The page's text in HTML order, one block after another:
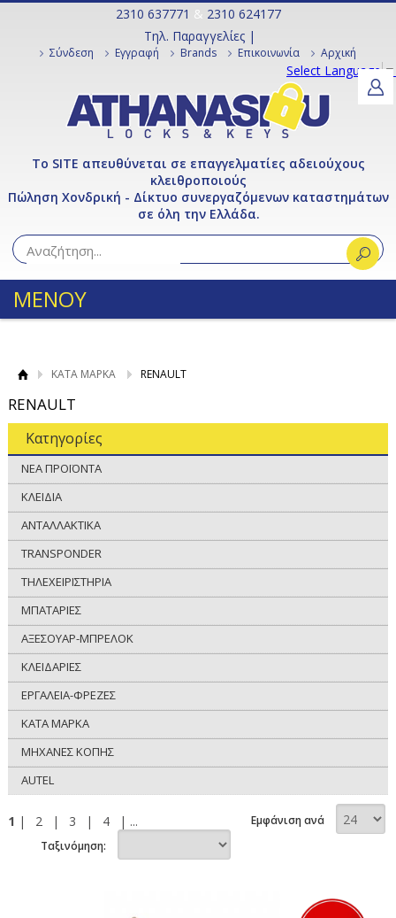
2310 637771 & 2310 624177
Τηλ. Παραγγελίες |
Σύνδεση Εγγραφή Brands Επικοινωνία Αρχική
Select Language▼
Το SITE απευθύνεται σε επαγγελματίες αδειούχους
κλειθροποιούς
Πώληση Χονδρική - Δίκτυο συνεργαζόμενων καταστημάτων
σε όλη την Ελλάδα.
ΜΕΝΟΥ
ΚΑΤΑ ΜΑΡΚΑ RENAULT
RENAULT
Κατηγορίες
ΝΕΑ ΠΡΟΪΟΝΤΑ
ΚΛΕΙΔΙΑ
ΑΝΤΑΛΛΑΚΤΙΚΑ
TRANSPONDER
ΤΗΛΕΧΕΙΡΙΣΤΗΡΙΑ
ΜΠΑΤΑΡΙΕΣ
ΑΞΕΣΟΥΑΡ-ΜΠΡΕΛΟΚ
ΚΛΕΙΔΑΡΙΕΣ
ΕΡΓΑΛΕΙΑ-ΦΡΕΖΕΣ
ΚΑΤΑ ΜΑΡΚΑ
ΜΗΧΑΝΕΣ ΚΟΠΗΣ
AUTEL
1 | 2 | 3 | 4 | ...
Εμφάνιση ανά
Ταξινόμηση: